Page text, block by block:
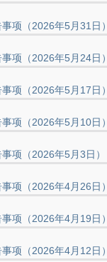
项（2026年5月31日）
项（2026年5月24日）
项（2026年5月17日）
项（2026年5月10日）
项（2026年5月3日）
项（2026年4月26日）
项（2026年4月19日）
项（2026年4月12日）